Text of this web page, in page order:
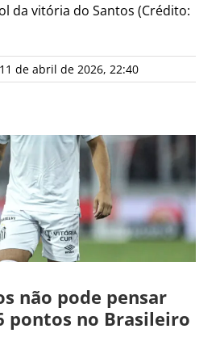
da vitória do Santos (Crédito:
11 de abril de 2026, 22:40
não pode pensar
pontos no Brasileiro